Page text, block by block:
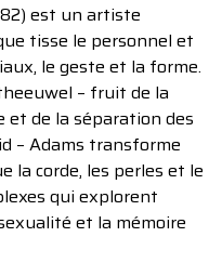
est un artiste
tisse le personnel et
le geste et la forme.
– fruit de la
et de la séparation des
– Adams transforme
la corde, les perles et le
qui explorent
et la mémoire